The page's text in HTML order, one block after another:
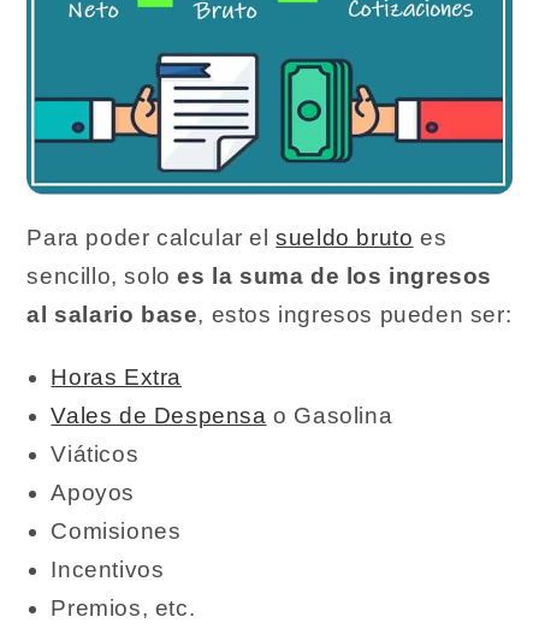
Para poder calcular elsueldo bruto es
sencillo, soloes la suma de los ingresos
al salario base, estos ingresos pueden ser:
Horas Extra
Vales de Despensa o Gasolina
Viáticos
Apoyos
Comisiones
Incentivos
Premios, etc.